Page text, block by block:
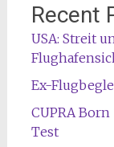
Recent
USA: Streit
Ex-
CUPRA
Test